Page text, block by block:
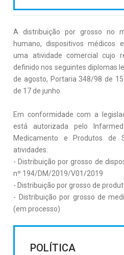
A distribuição por grosso no
humano, dispositivos médicos
uma atividade comercial cujo
definido nos seguintes diplomas
de agosto, Portaria 348/98 de
de 17 de junho.
Em conformidade com a
está autorizada pelo
Medicamento e Produtos de
atividades:
- Distribuição por grosso de
nº 194/DM/2019/V01/2019
- Distribuição por grosso de
- Distribuição por grosso de
(em processo)
POLÍTICA